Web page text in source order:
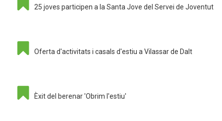
25 joves participen a la Santa Jove del Servei de Joventut
Oferta d'activitats i casals d'estiu a Vilassar de Dalt
Èxit del berenar 'Obrim l'estiu'